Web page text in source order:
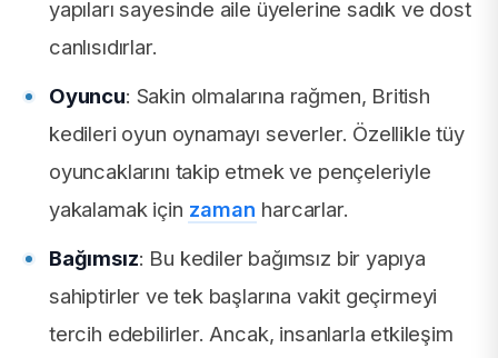
yapıları sayesinde aile üyelerine sadık ve dost
canlısıdırlar.
Oyuncu: Sakin olmalarına rağmen, British
kedileri oyun oynamayı severler. Özellikle tüy
oyuncaklarını takip etmek ve pençeleriyle
yakalamak için zaman harcarlar.
Bağımsız: Bu kediler bağımsız bir yapıya
sahiptirler ve tek başlarına vakit geçirmeyi
tercih edebilirler. Ancak, insanlarla etkileşim